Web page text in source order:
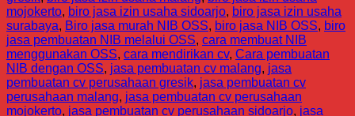
mojokerto, biro jasa izin usaha sidoarjo, biro jasa izin usaha
surabaya, Biro jasa murah NIB OSS, biro jasa NIB OSS, biro
jasa pembuatan NIB melalui OSS, cara membuat NIB
menggunakan OSS, cara mendirikan cv, Cara pembuatan
NIB dengan OSS, jasa pembuatan cv malang, jasa
pembuatan cv perusahaan gresik, jasa pembuatan cv
perusahaan malang, jasa pembuatan cv perusahaan
mojokerto, jasa pembuatan cv perusahaan sidoarjo, jasa